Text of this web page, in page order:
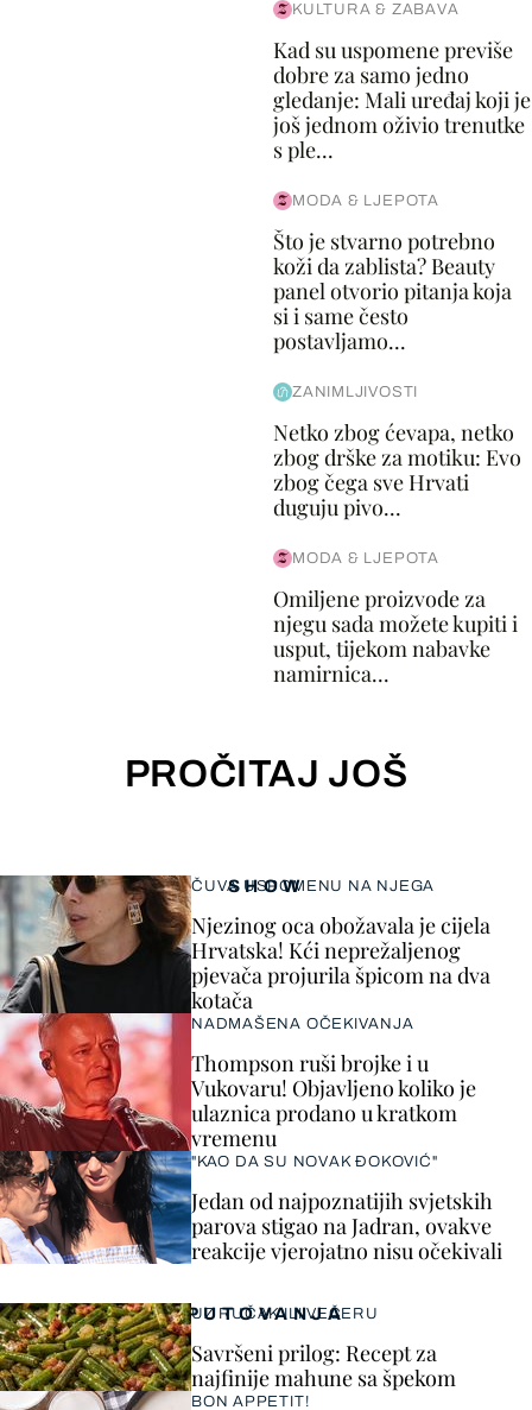
KULTURA & ZABAVA
Kad su uspomene previše
dobre za samo jedno
gledanje: Mali uređaj koji je
još jednom oživio trenutke
s ple...
MODA & LJEPOTA
Što je stvarno potrebno
koži da zablista? Beauty
panel otvorio pitanja koja
si i same često
postavljamo...
ZANIMLJIVOSTI
Netko zbog ćevapa, netko
zbog drške za motiku: Evo
zbog čega sve Hrvati
duguju pivo...
MODA & LJEPOTA
Omiljene proizvode za
njegu sada možete kupiti i
usput, tijekom nabavke
namirnica...
PROČITAJ JOŠ
SHOW
ČUVA USPOMENU NA NJEGA
Njezinog oca obožavala je cijela
Hrvatska! Kći neprežaljenog
pjevača projurila špicom na dva
kotača
NADMAŠENA OČEKIVANJA
Thompson ruši brojke i u
Vukovaru! Objavljeno koliko je
ulaznica prodano u kratkom
vremenu
"KAO DA SU NOVAK ĐOKOVIĆ"
Jedan od najpoznatijih svjetskih
parova stigao na Jadran, ovakve
reakcije vjerojatno nisu očekivali
PUTOVANJA
UZ RUČAK ILI VEČERU
Savršeni prilog: Recept za
najfinije mahune sa špekom
BON APPETIT!